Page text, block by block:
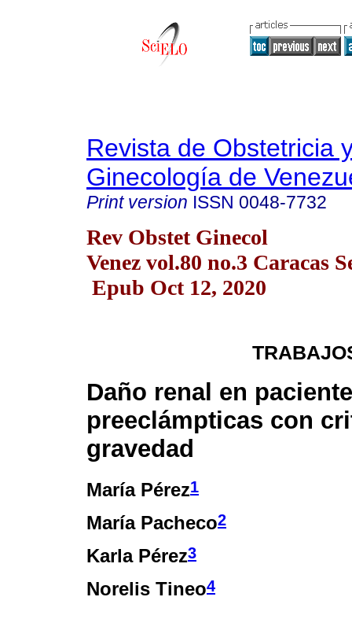
Revista de Obstetricia
Ginecología de
Print version ISSN 0048-7732
Rev Obstet Ginecol
Venez vol.80 no.3 Caracas
Epub Oct 12, 2020
Daño renal en
preeclámpticas con
gravedad
María Pérez1
María Pacheco2
Karla Pérez3
Norelis Tineo4